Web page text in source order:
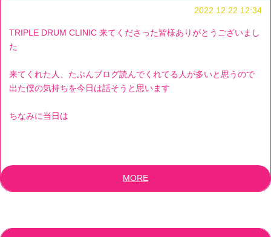
2022.12.22 12:34
TRIPLE DRUM CLINIC 来てくださった皆様ありがとうございまし
た
来てくれた人、たぶんブログ読んでくれてる人が多いと思うので
出た僕の気持ちを今日は話そうと思います
ちなみに当日は
MORE